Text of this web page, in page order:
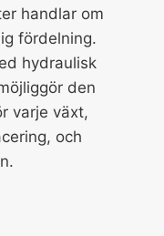
handlar om
fördelning.
hydraulisk
den
varje växt,
och